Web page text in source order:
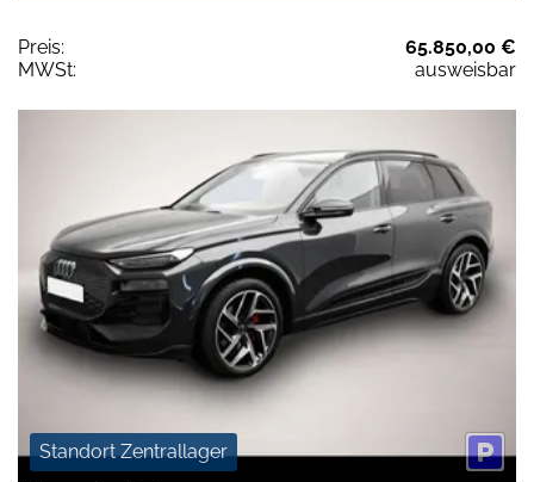
Preis:
65.850,00 €
MWSt:
ausweisbar
Standort Zentrallager